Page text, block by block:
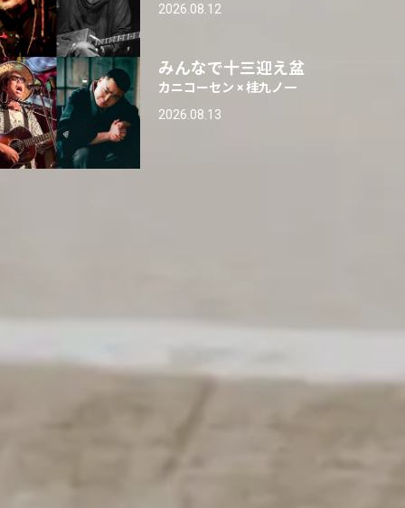
2026.08.12
みんなで十三迎え盆
カニコーセン × 桂九ノ一
2026.08.13